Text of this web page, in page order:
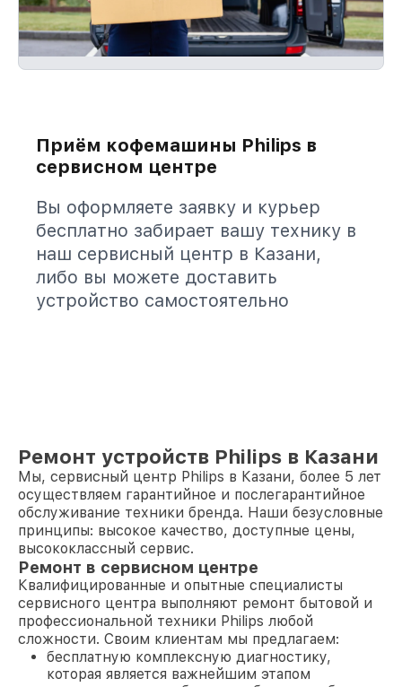
Приём кофемашины Philips в
сервисном центре
Вы оформляете заявку и курьер
бесплатно забирает вашу технику в
наш сервисный центр в Казани,
либо вы можете доставить
устройство самостоятельно
Ремонт устройств Philips в Казани
Мы, сервисный центр Philips в Казани, более 5 лет
осуществляем гарантийное и послегарантийное
обслуживание техники бренда. Наши безусловные
принципы: высокое качество, доступные цены,
высококлассный сервис.
Ремонт в сервисном центре
Квалифицированные и опытные специалисты
сервисного центра выполняют ремонт бытовой и
профессиональной техники Philips любой
сложности. Своим клиентам мы предлагаем:
бесплатную комплексную диагностику,
которая является важнейшим этапом